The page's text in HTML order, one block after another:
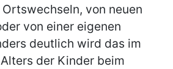
von neuen
von einer eigenen
deutlich wird das im
der Kinder beim